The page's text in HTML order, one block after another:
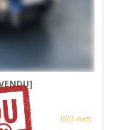
823 vues